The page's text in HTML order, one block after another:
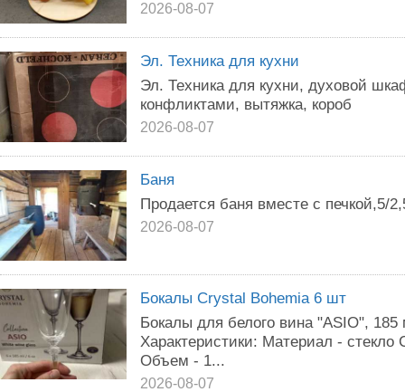
2026-08-07
Эл. Техника для кухни
Эл. Техника для кухни, духовой
конфликтами, вытяжка, короб
2026-08-07
Баня
Продается баня вместе с печкой,5/
2026-08-07
Бокалы Crystal Bohemia 6 шт
Бокалы для белого вина "ASIO",
Характеристики: Материал - стекло
Объем - 1...
2026-08-07